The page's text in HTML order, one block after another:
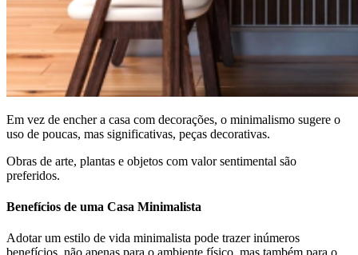
Em vez de encher a casa com decorações, o minimalismo sugere o
uso de poucas, mas significativas, peças decorativas.
Obras de arte, plantas e objetos com valor sentimental são
preferidos.
Benefícios de uma Casa Minimalista
Adotar um estilo de vida minimalista pode trazer inúmeros